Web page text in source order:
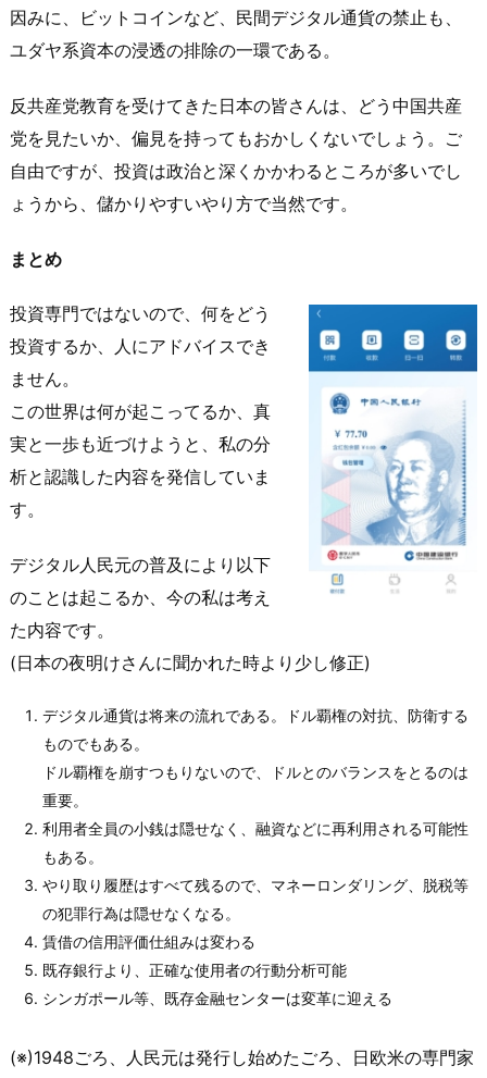
因みに、ビットコインなど、民間デジタル通貨の禁止も、
ユダヤ系資本の浸透の排除の一環である。
反共産党教育を受けてきた日本の皆さんは、どう中国共産
党を見たいか、偏見を持ってもおかしくないでしょう。ご
自由ですが、投資は政治と深くかかわるところが多いでし
ょうから、儲かりやすいやり方で当然です。
まとめ
投資専門ではないので、何をどう
投資するか、人にアドバイスでき
ません。
この世界は何が起こってるか、真
実と一歩も近づけようと、私の分
析と認識した内容を発信していま
す。
デジタル人民元の普及により以下
のことは起こるか、今の私は考え
た内容です。
(日本の夜明けさんに聞かれた時より少し修正)
デジタル通貨は将来の流れである。ドル覇権の対抗、防衛する
ものでもある。
ドル覇権を崩すつもりないので、ドルとのバランスをとるのは
重要。
利用者全員の小銭は隠せなく、融資などに再利用される可能性
もある。
やり取り履歴はすべて残るので、マネーロンダリング、脱税等
の犯罪行為は隠せなくなる。
賃借の信用評価仕組みは変わる
既存銀行より、正確な使用者の行動分析可能
シンガポール等、既存金融センターは変革に迎える
(※)1948ごろ、人民元は発行し始めたごろ、日欧米の専門家